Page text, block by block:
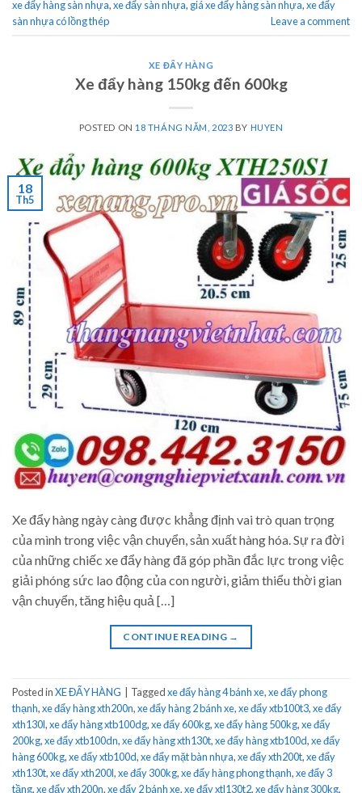
xe đẩy hàng sàn nhựa,xe đẩy sàn nhựa, giá xe đẩy hàng sàn nhựa,xe đẩy
sàn nhựa có lồng thép
Leave a comment
XE ĐẨY HÀNG
Xe đẩy hàng 150kg đến 600kg
POSTED ON 18 THÁNG NĂM, 2023 BY HUYEN
18
Th5
Xe đẩy hàng ngày càng được khẳng định vai trò quan trọng
của mình trong việc vận chuyển, sản xuất hàng hóa. Sự ra đời
của những chiếc xe đẩy hàng đã góp phần đắc lực trong việc
giải phóng sức lao động của con người, giảm thiểu thời gian
vận chuyển, tăng hiệu quả […]
CONTINUE READING →
Posted inXE ĐẨY HÀNG Taggedxe đẩy hàng 4 bánh xe,xe đẩy phong
thạnh,xe đẩy hàng xth200n,xe đẩy hàng 2 bánh xe,xe đẩy xtb100t3,xe đẩy
xth130l,xe đẩy hàng xtb100dg,xe đẩy 600kg,xe đẩy hàng 500kg,xe đẩy
200kg,xe đẩy xtb100dn,xe đẩy hàng xth130t,xe đẩy hàng xtb100d,xe đẩy
hàng 600kg,xe đẩy xtb100d,xe đẩy mặt bàn nhựa,xe đẩy xth200t,xe đẩy
xth130t,xe đẩy xth200l,xe đẩy 300kg,xe đẩy hàng phong thạnh,xe đẩy 3
tầng,xe đẩy xth200n,xe đẩy 2 bánh xe,xe đẩy xtl130t2,xe đẩy hàng 300kg,